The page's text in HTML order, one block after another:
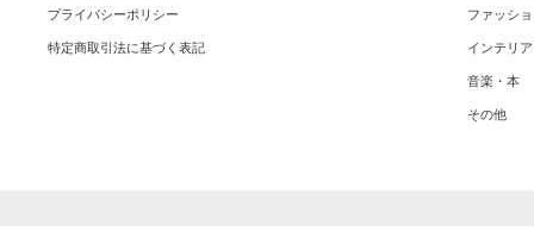
プライバシーポリシー
特定商取引法に基づく表記
ファッシ
インテリア
音楽・本
その他